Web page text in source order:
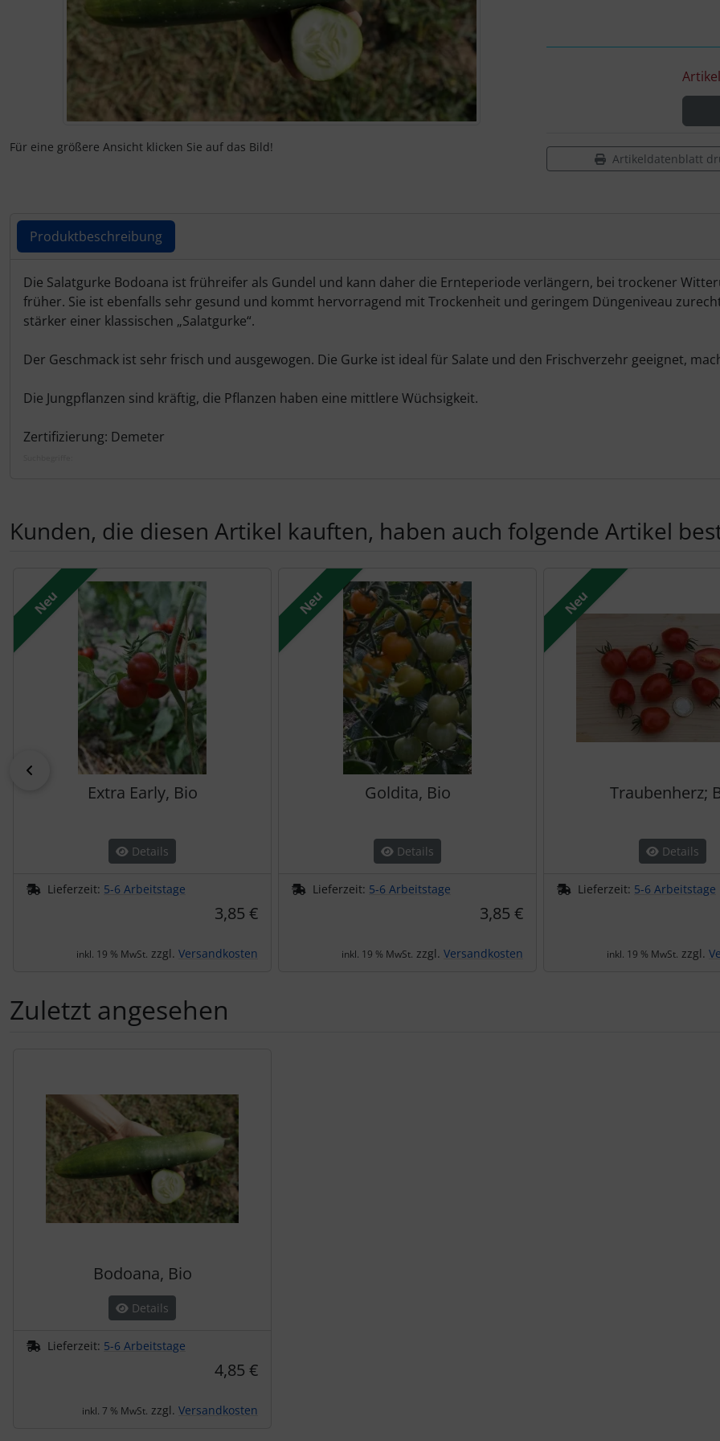
Für eine größere Ansicht klicken Sie auf das Bild!
Artikeldatenblatt
Produktbeschreibung
Produktbeschreibung
Die Salatgurke Bodoana ist frühreifer als Gundel und kann daher die Ernteperiode verlängern, bei trockener
früher. Sie ist ebenfalls sehr gesund und kommt hervorragend mit Trockenheit und geringem Düngeniveau
stärker einer klassischen „Salatgurke“.
Der Geschmack ist sehr frisch und ausgewogen. Die Gurke ist ideal für Salate und den Frischverzehr geeignet,
Die Jungpflanzen sind kräftig, die Pflanzen haben eine mittlere Wüchsigkeit.
Zertifizierung: Demeter
Kunden, die diesen Artikel kauften, haben auch folgende Artikel
Es folgt ein Produktslider - navigieren Sie mit der Tab-Taste zu den einzelnen Artikeln.
Neu
Extra Early, Bio
Details
Lieferzeit: 5-6 Arbeitstage
3,85 €
inkl. 19 % MwSt. zzgl. Versandkosten
Neu
Goldita, Bio
Details
Lieferzeit: 5-6 Arbeitstage
3,85 €
inkl. 19 % MwSt. zzgl. Versandkosten
Neu
Traubenherz;
Details
Lieferzeit: 5-6 Arbeitstage
inkl. 19 % MwSt. zzgl.
Zuletzt angesehen
Bodoana, Bio
Details
Lieferzeit: 5-6 Arbeitstage
4,85 €
inkl. 7 % MwSt. zzgl. Versandkosten